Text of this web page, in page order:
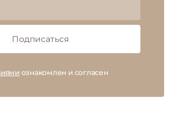
Подписаться
ознакомлен и согласен